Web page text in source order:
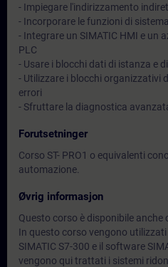
- Impiegare l'indirizzamento
- Incorporare le funzioni di
- Integrare un SIMATIC HMI e un
PLC
- Usare i blocchi dati di istanza e
- Utilizzare i blocchi organizzativi
errori
- Sfruttare la diagnostica
Forutsetninger
Corso ST- PRO1 o equivalenti
automazione.
Øvrig informasjon
Questo corso è disponibile anche
In questo corso vengono
SIMATIC S7-300 e il software
vengono qui trattati i sistemi